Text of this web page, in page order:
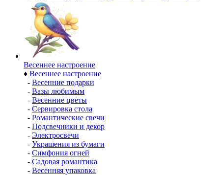
Весеннее настроение
♦ Весеннее настроение
- Весенние подарки
- Вазы любимым
- Весенние цветы
- Сервировка стола
- Романтические свечи
- Подсвечники и декор
- Электросвечи
- Украшения из бумаги
- Симфония огней
- Садовая романтика
- Весенняя упаковка